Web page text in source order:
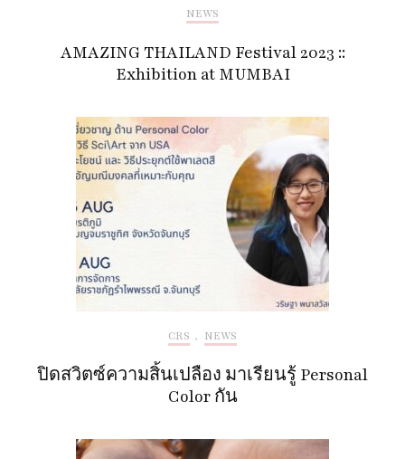
NEWS
AMAZING THAILAND Festival 2023 ::
Exhibition at MUMBAI
CRS , NEWS
ปิดสวิตซ์ความสิ้นเปลือง มาเรียนรู้ Personal
Color กัน